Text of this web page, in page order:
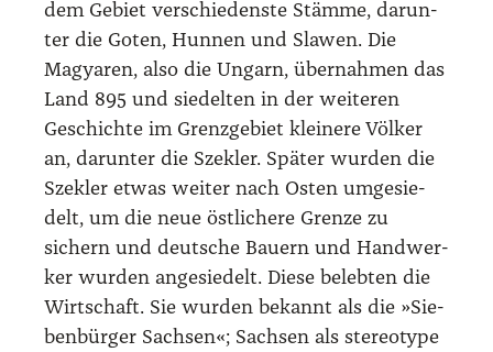
dem Gebiet ver­schie­dens­te Stäm­me, dar­un­
ter die Goten, Hun­nen und Sla­wen. Die
Magya­ren, also die Ungarn, über­nah­men das
Land 895 und sie­del­ten in der wei­te­ren
Geschich­te im Grenz­ge­biet klei­ne­re Völ­ker
an, dar­un­ter die Sze­kler. Spä­ter wur­den die
Sze­kler etwas wei­ter nach Osten umge­sie­
delt, um die neue öst­li­che­re Gren­ze zu
sichern und deut­sche Bau­ern und Hand­wer­
ker wur­den ange­sie­delt. Die­se beleb­ten die
Wirt­schaft. Sie wur­den bekannt als die »Sie­
ben­bür­ger Sach­sen«; Sach­sen als ste­reo­ty­pe